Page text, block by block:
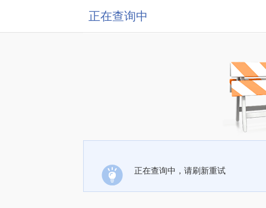
正在查询中
正在查询中，请刷新重试